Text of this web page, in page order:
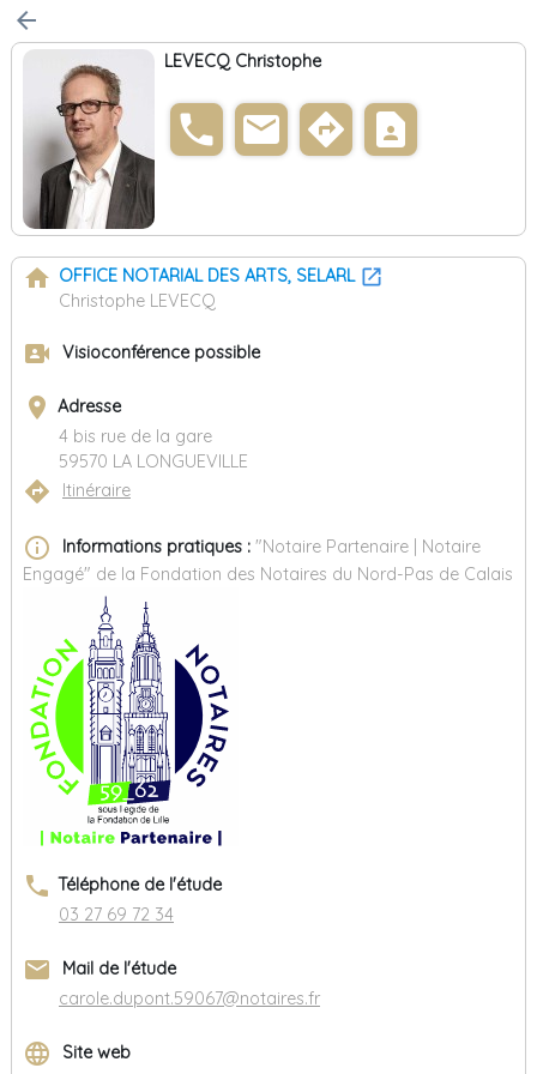
arrow_back
LEVECQ Christophe
phone email directions contact_page
home OFFICE NOTARIAL DES ARTS, SELARL
Christophe LEVECQ
video_camera_front Visioconférence possible
place Adresse
4 bis rue de la gare
59570 LA LONGUEVILLE
directions Itinéraire
info_outline Informations pratiques : "Notaire Partenaire | Notaire
Engagé" de la Fondation des Notaires du Nord-Pas de Calais
phone Téléphone de l'étude
03 27 69 72 34
email
Mail de l'étude
carole.dupont.59067@notaires.fr
language
Site web